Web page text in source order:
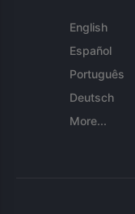
English
Español
Português
Deutsch
More...